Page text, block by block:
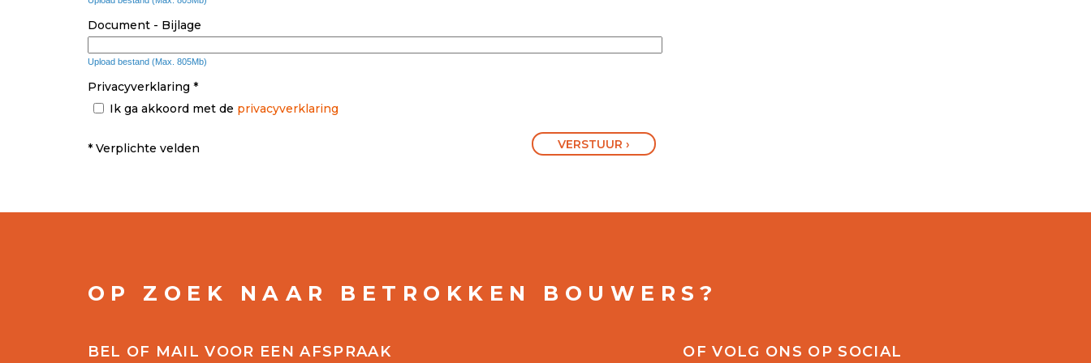
Document - Bijlage
Upload bestand (Max. 805Mb)
Privacyverklaring *
Ik ga akkoord met de privacyverklaring
VERSTUUR ›
* Verplichte velden
OP ZOEK NAAR BETROKKEN BOUWERS?
BEL OF MAIL VOOR EEN AFSPRAAK OF VOLG ONS OP SOCIAL